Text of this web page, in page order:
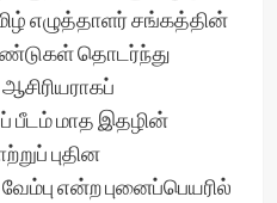
எழுத்தாளர் சங்கத்தின்
தொடர்ந்து
பீடம் மாத இதழின்
புதின
என்ற புனைப்பெயரில்